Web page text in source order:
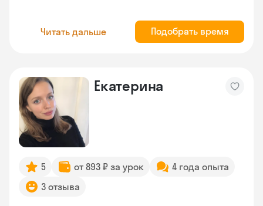
Читать дальше Подобрать время
Екатерина
5 от 893 ₽ за урок
4 года опыта
3 отзыва